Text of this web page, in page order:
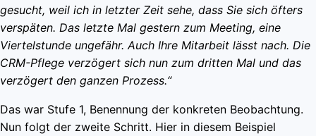
gesucht, weil ich in letzter Zeit sehe, dass Sie sich öfters
verspäten. Das letzte Mal gestern zum Meeting, eine
Viertelstunde ungefähr. Auch Ihre Mitarbeit lässt nach. Die
CRM-Pflege verzögert sich nun zum dritten Mal und das
verzögert den ganzen Prozess.“
Das war Stufe 1, Benennung der konkreten Beobachtung.
Nun folgt der zweite Schritt. Hier in diesem Beispiel